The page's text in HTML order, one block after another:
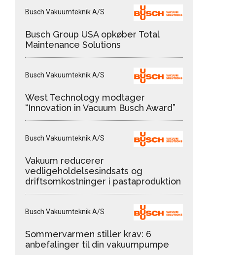
Busch Vakuumteknik A/S
Busch Group USA opkøber Total
Maintenance Solutions
Busch Vakuumteknik A/S
West Technology modtager
“Innovation in Vacuum Busch Award”
Busch Vakuumteknik A/S
Vakuum reducerer
vedligeholdelsesindsats og
driftsomkostninger i pastaproduktion
Busch Vakuumteknik A/S
Sommervarmen stiller krav: 6
anbefalinger til din vakuumpumpe